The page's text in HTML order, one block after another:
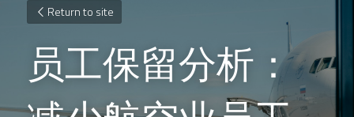
Return to site
员工保留分析：